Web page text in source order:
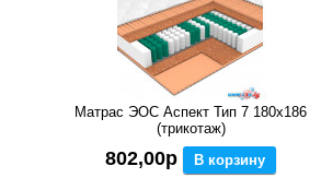
Матрас ЭОС Аспект Тип 7 180x186
(трикотаж)
802,00р В корзину